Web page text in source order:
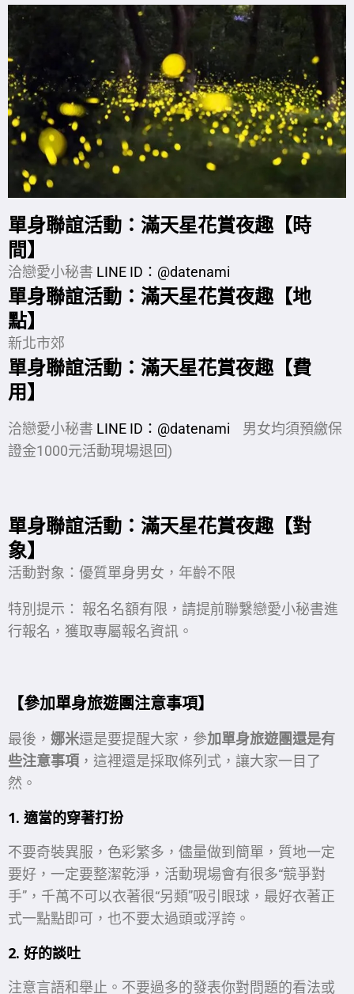
單身聯誼活動：滿天星花賞夜趣【時
間】
洽戀愛小秘書 LINE ID：@datenami
單身聯誼活動：滿天星花賞夜趣【地
點】
新北市郊
單身聯誼活動：滿天星花賞夜趣【費
用】
洽戀愛小秘書 LINE ID：@datenami 男女均須預繳保
證金1000元活動現場退回)
單身聯誼活動：滿天星花賞夜趣【對
象】
活動對象：優質單身男女，年齡不限
特別提示： 報名名額有限，請提前聯繫戀愛小秘書進
行報名，獲取專屬報名資訊。
【參加單身旅遊團注意事項】
最後， 娜米還是要提醒大家，參加單身旅遊團還是有
些注意事項 ，這裡還是採取條列式，讓大家一目了
然。
1. 適當的穿著打扮
不要奇裝異服，色彩繁多，儘量做到簡單，質地一定
要好，一定要整潔乾淨，活動現場會有很多“競爭對
手”，千萬不可以衣著很“另類”吸引眼球，最好衣著正
式一點點即可，也不要太過頭或浮誇。
2. 好的談吐
注意言語和舉止。不要過多的發表你對問題的看法或